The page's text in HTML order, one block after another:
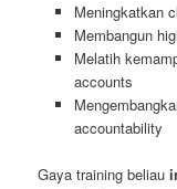
Meningkatkan
Membangun
Melatih
accounts
accountability
Gaya training beliau